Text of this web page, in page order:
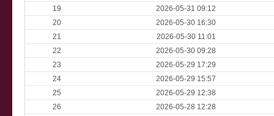
19
2026-05-31 09:12
20
2026-05-30 16:30
21
2026-05-30 11:01
22
2026-05-30 09:28
23
2026-05-29 17:29
24
2026-05-29 15:57
25
2026-05-29 12:38
26
2026-05-28 12:28